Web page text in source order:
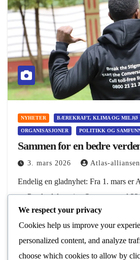
NYHETER BÆREKRAFT, KLIMA OG MILJØ
ORGANISASJONER POLITIKK OG
Sammen for en bedre
3. mars 2026 Atlas-alliansen
Endelig en gladnyhet: Fra 1. mars er
av Postkodelotteriet. Sammen med
får vi viktig støtte som vil brukes der
fra Postkodelotteriet bidrar…
Les Mer
We respect your privacy
Cookies help us improve your
personalized content, and analyze
choose which cookies to allow by